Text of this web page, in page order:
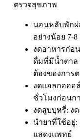
ตรวจสุขภาพ
นอนหลับพักผ่
อย่างน้อย 7-
งดอาหารก่อ
ดื่มที่มีน้ำตาล
ต้องของการ
งดแอลกอฮอ
ชั่วโมงก่อนก
งดสูบบุหรี่: ง
นำยาที่ใช้อยู่:
แสดงแพทย์